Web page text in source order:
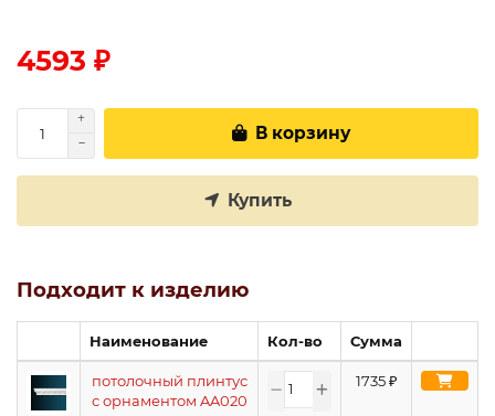
4593 ₽
В корзину
Купить
Подходит к изделию
Наименование Кол-во Сумма
потолочный плинтус
с орнаментом AA020
1735₽